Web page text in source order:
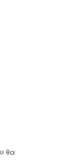
θα